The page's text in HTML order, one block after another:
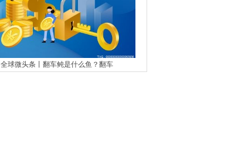
全球微头条丨翻车鲀是什么鱼？翻车